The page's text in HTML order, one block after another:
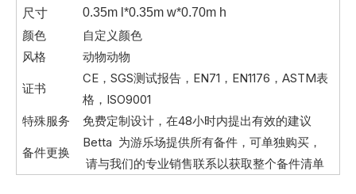
尺寸 0.35m l*0.35m w*0.70m h
颜色
自定义颜色
风格
动物动物
证书
CE，SGS测试报告，EN71，EN1176，ASTM表
格，ISO9001
特殊服务
免费定制设计，在48小时内提出有效的建议
备件更换
Betta 为游乐场提供所有备件，可单独购买，
请与我们的专业销售联系以获取整个备件清单